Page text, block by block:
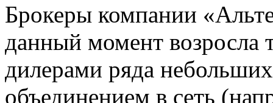
Брокеры компании
данный момент возросла
дилерами ряда
объединением в сеть